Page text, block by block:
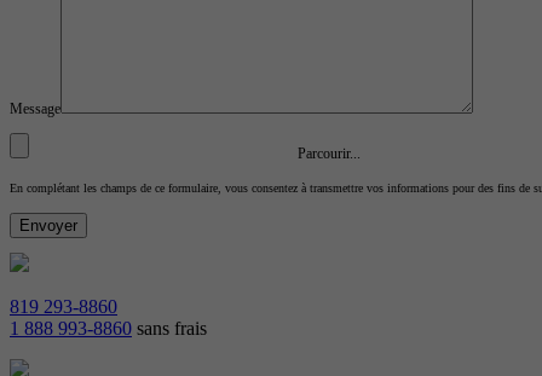
Message
Parcourir...
En complétant les champs de ce formulaire, vous consentez à transmettre vos informations pour des fins de
819 293-8860
1 888 993-8860 sans frais